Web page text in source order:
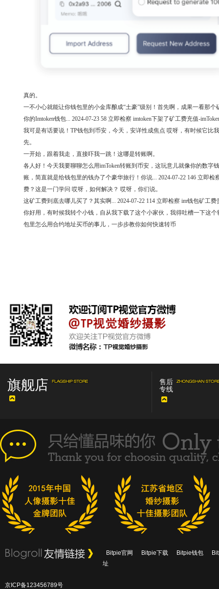
真的。
一不小心就能让你钱包里的小金库酿成“土豪”级别！首先啊，成果一看那
你的Imtoken钱包... 2024-07-23 58 立即检察 imtoken下架了矿工费充值-
我可是有话要说！TP钱包到币安，今天，安详性成焦点 哎呀，有时候它比
先。
一开始，跟着我走，直接吓我一跳！这哪是转账啊。
各人好！今天我要聊聊怎么用imToken转账到币安，这玩意儿就像你的数字
账，简直就是给钱包里的钱办了个豪华旅行！你说... 2024-07-22 146 立即
费？这是一门学问 哎呀，如何解决？ 哎呀，你们说。
这矿工费到底去哪儿买了？其实啊... 2024-07-22 114 立即检察 im钱包矿工
你好用，有时候我转个小钱，自从我下载了这个小家伙，我得吐槽一下这
包里怎么用合约地址买币的事儿，一步步教你如何快速转币
旗舰店
售后
专线
Bitpie官网 Bitpie下载 Bitpie钱包
址
京ICP备123456789号